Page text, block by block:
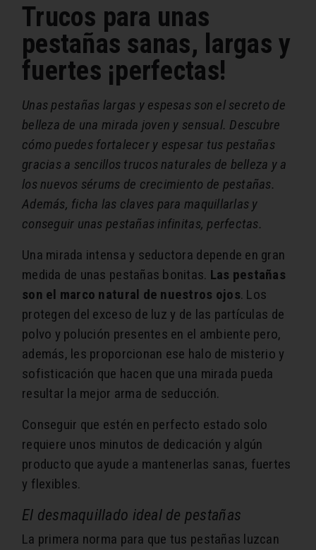
Trucos para unas
pestañas sanas, largas y
fuertes ¡perfectas!
Unas pestañas largas y espesas son el secreto de
belleza de una mirada joven y sensual. Descubre
cómo puedes fortalecer y espesar tus pestañas
gracias a sencillos trucos naturales de belleza y a
los nuevos sérums de crecimiento de pestañas.
Además, ficha las claves para maquillarlas y
conseguir unas pestañas infinitas, perfectas.
Una mirada intensa y seductora depende en gran
medida de unas pestañas bonitas. Las pestañas
son el marco natural de nuestros ojos. Los
protegen del exceso de luz y de las partículas de
polvo y polución presentes en el ambiente pero,
además, les proporcionan ese halo de misterio y
sofisticación que hacen que una mirada pueda
resultar la mejor arma de seducción.
Conseguir que estén en perfecto estado solo
requiere unos minutos de dedicación y algún
producto que ayude a mantenerlas sanas, fuertes
y flexibles.
El desmaquillado ideal de pestañas
La primera norma para que tus pestañas luzcan